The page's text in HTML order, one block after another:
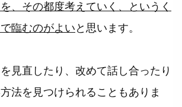
、その都度考えていく、というく
臨むのがよい と思います。
見直したり、改めて話し合ったり
法を見つけられることもありま